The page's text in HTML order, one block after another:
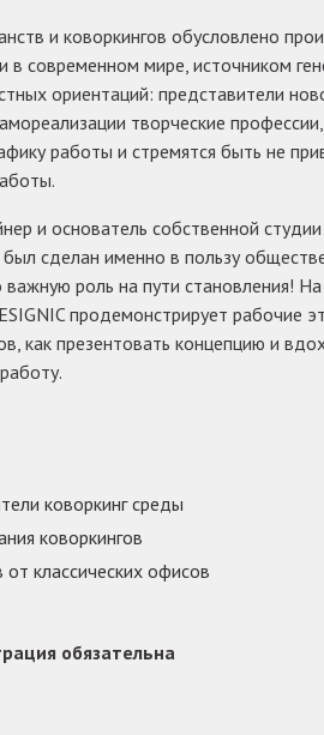
и коворкингов обусловлено
в современном мире, источником
ориентаций: представители
творческие
работы и стремятся быть не
и основатель собственной студии
сделан именно в пользу
важную роль на пути становления!
продемонстрирует рабочие
как презентовать концепцию и
коворкинг среды
коворкингов
от классических офисов
обязательна